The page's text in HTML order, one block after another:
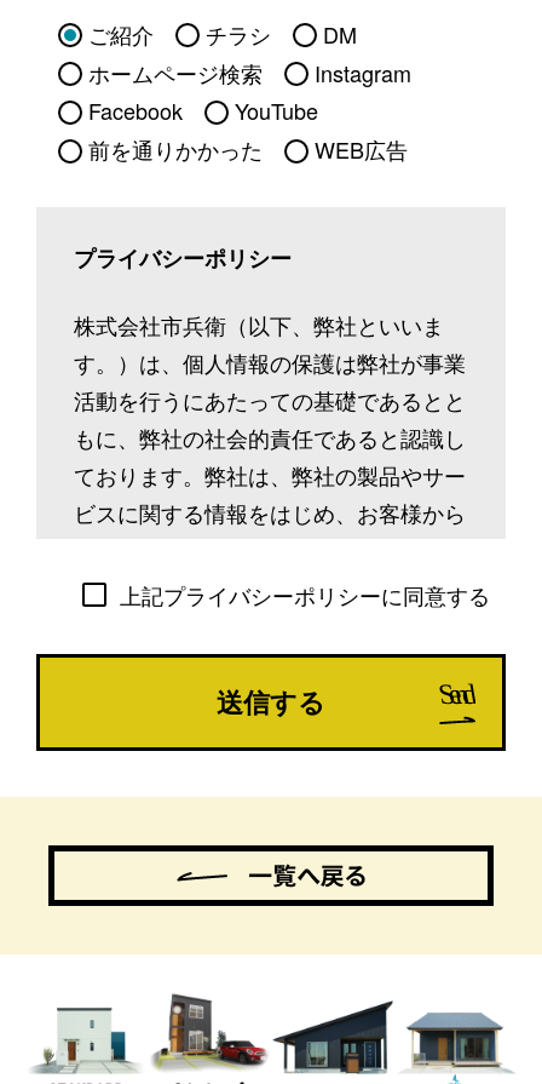
ご紹介 チラシ
DM
ホームページ検索
Instagram
Facebook
YouTube
前を通りかかった
WEB広告
プライバシーポリシー
株式会社市兵衛（以下、弊社といいま
す。）は、個人情報の保護は弊社が事業
活動を行うにあたっての基礎であるとと
もに、弊社の社会的責任であると認識し
ております。弊社は、弊社の製品やサー
ビスに関する情報をはじめ、お客様から
な情報を取り扱っております。弊社は個
び管理体制の確立を図るとともに、以下
のとおりプライバシーポリシーを定め、
て
弊社は、事業活動を行うにあたって、お
客様の大切な情報をご提供いただいてい
上記プライバシーポリシーに同意する